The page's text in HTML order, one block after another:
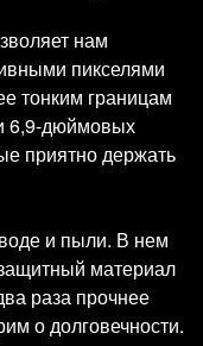
нам
пикселями
тонким границам
6,9-дюймовых
приятно держать
и пыли. В нем
материал
раза прочнее
о долговечности.